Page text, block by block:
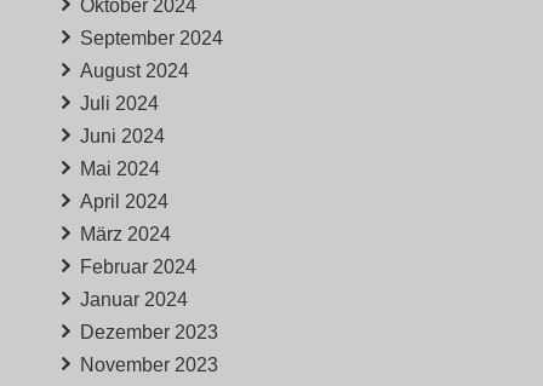
Oktober 2024
September 2024
August 2024
Juli 2024
Juni 2024
Mai 2024
April 2024
März 2024
Februar 2024
Januar 2024
Dezember 2023
November 2023